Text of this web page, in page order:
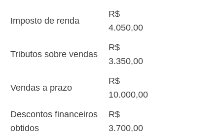
Imposto de renda
R$
4.050,00
Tributos sobre vendas
R$
3.350,00
Vendas a prazo
R$
10.000,00
Descontos financeiros
obtidos
R$
3.700,00